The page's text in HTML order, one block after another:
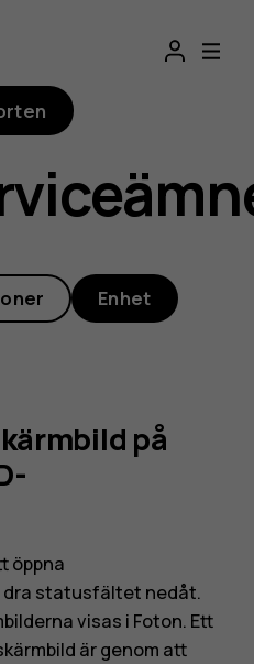
Enhet
på
öppna
dra statusfältet nedåt.
visas i Foton. Ett
är genom att